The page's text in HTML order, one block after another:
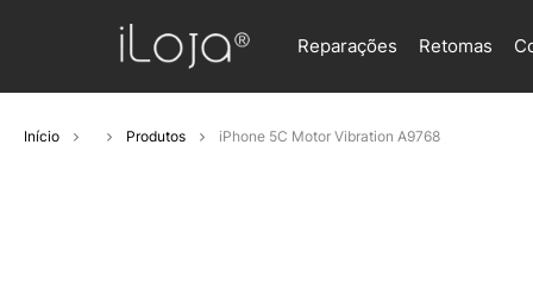
Reparações Retomas
Início Produtos iPhone 5C Motor Vibration A9768